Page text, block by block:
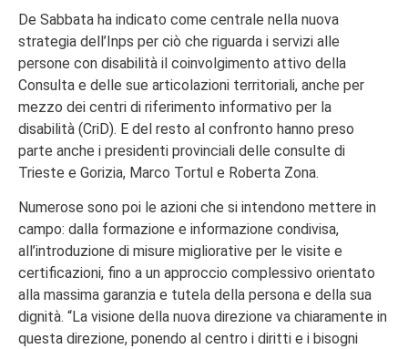
De Sabbata ha indicato come centrale nella nuova
strategia dell’Inps per ciò che riguarda i servizi alle
persone con disabilità il coinvolgimento attivo della
Consulta e delle sue articolazioni territoriali, anche per
mezzo dei centri di riferimento informativo per la
disabilità (CriD). E del resto al confronto hanno preso
parte anche i presidenti provinciali delle consulte di
Trieste e Gorizia, Marco Tortul e Roberta Zona.
Numerose sono poi le azioni che si intendono mettere in
campo: dalla formazione e informazione condivisa,
all’introduzione di misure migliorative per le visite e
certificazioni, fino a un approccio complessivo orientato
alla massima garanzia e tutela della persona e della sua
dignità. “La visione della nuova direzione va chiaramente in
questa direzione, ponendo al centro i diritti e i bisogni